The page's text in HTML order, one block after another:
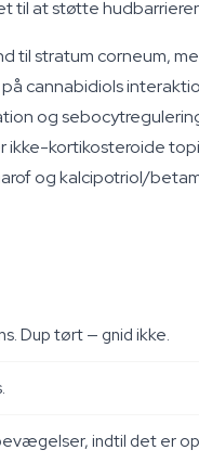
at støtte
stratum corneum,
cannabidiols
og
kortikosteroide
og kalcipotriol/
Dup tørt — gnid ikke.
indtil det er